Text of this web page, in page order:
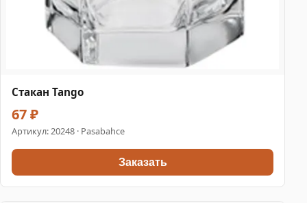
Стакан Tango
67 ₽
Артикул:20248 · Pasabahce
Заказать